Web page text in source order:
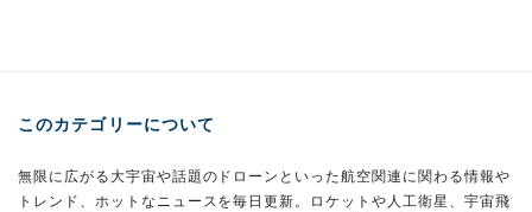
このカテゴリーについて
無限に広がる大宇宙や話題のドローンといった航空関連に関わる情報や
トレンド、ホットなニュースを毎日更新。ロケットや人工衛星、宇宙飛